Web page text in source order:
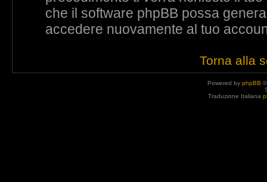
che il software phpBB possa
accedere nuovamente al tuo
Torna alla
Powered by phpBB
Traduzione Italiana